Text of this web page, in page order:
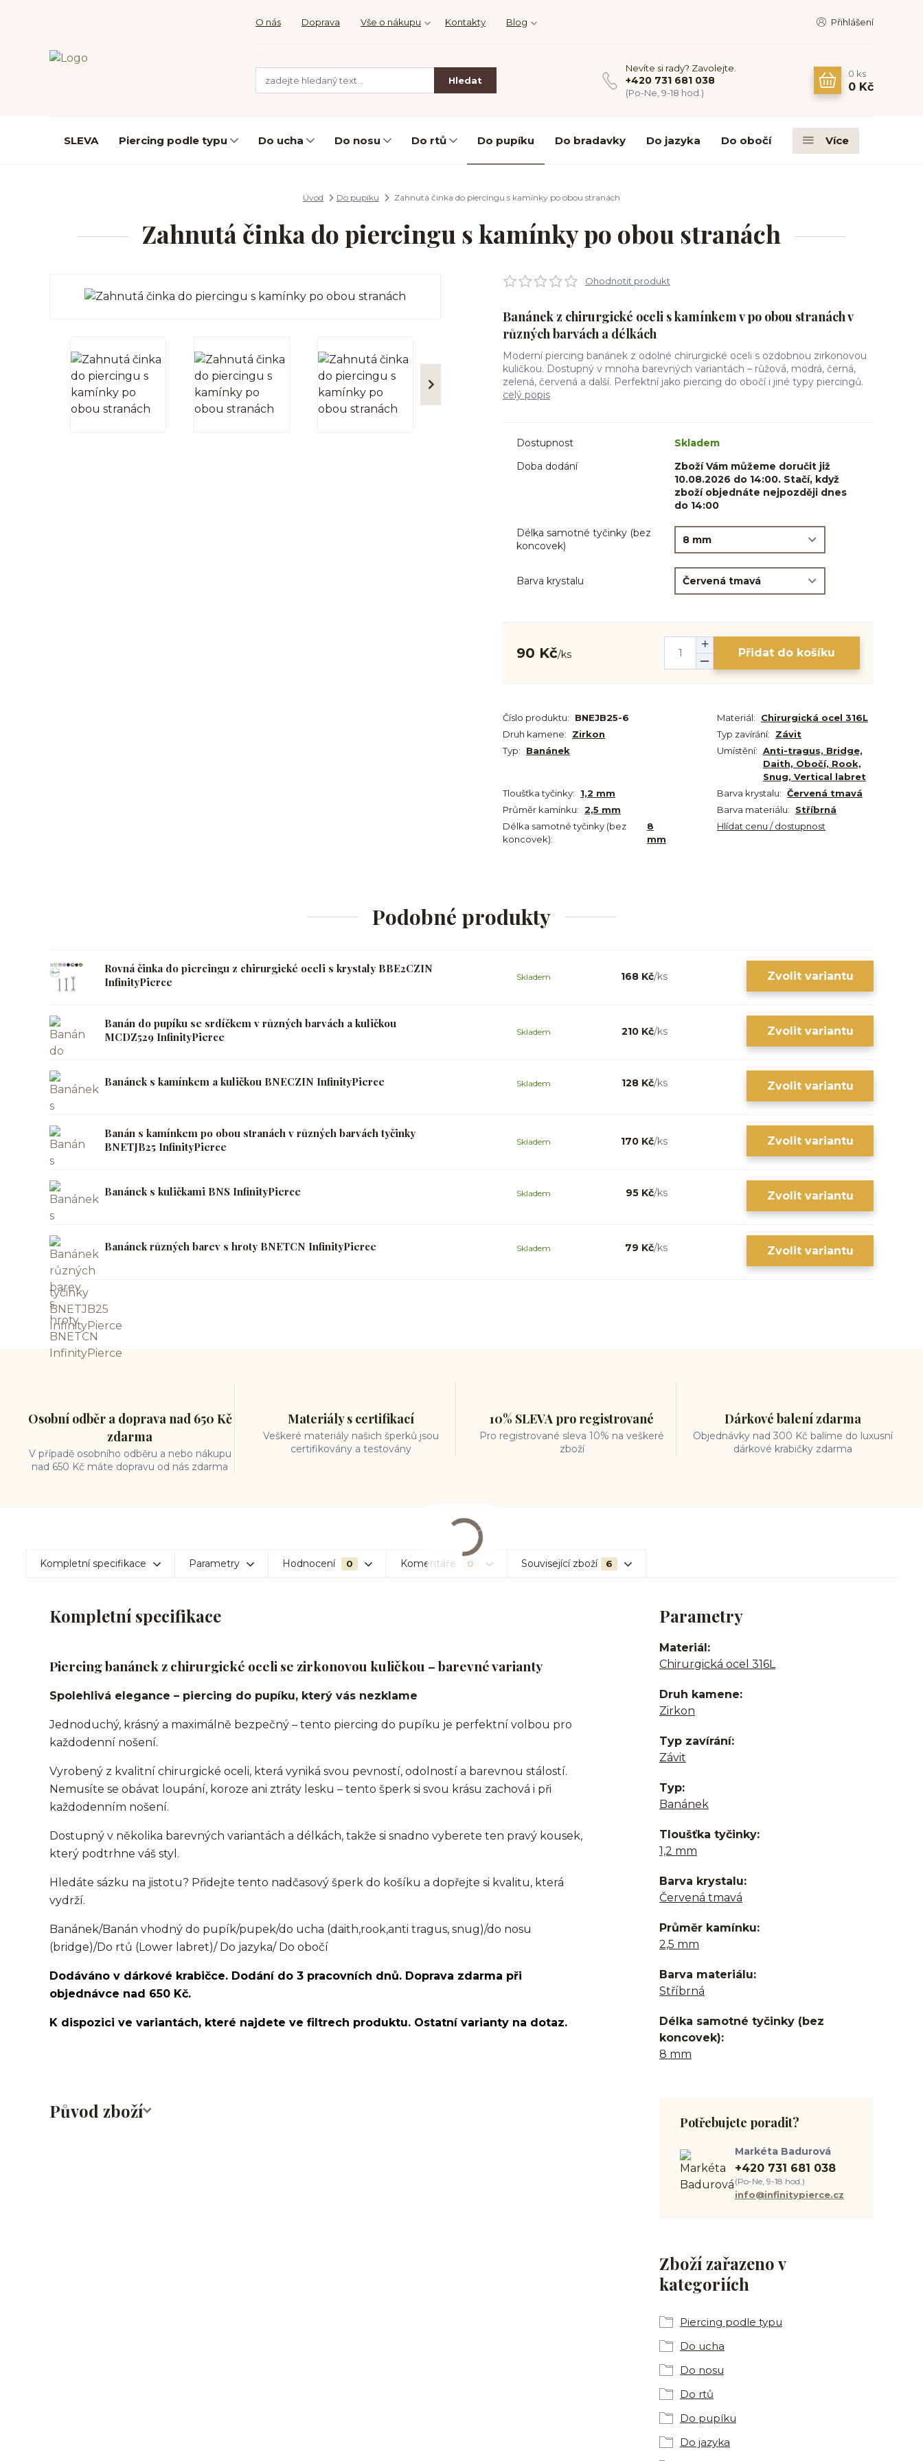
O nás Doprava Vše o nákupu Kontakty Blog Přihlášení
Hledat
Nevíte si rady? Zavolejte.
+420 731 681 038
(Po-Ne, 9-18 hod.)
0 ks
0 Kč
SLEVA Piercing podle typu Do ucha Do nosu Do rtů Do pupíku Do bradavky Do jazyka Do obočí Více
Úvod Do pupíku Zahnutá činka do piercingu s kamínky po obou stranách
Zahnutá činka do piercingu s kamínky po obou stranách
Ohodnotit produkt
Banánek z chirurgické oceli s kamínkem v po obou stranách v
různých barvách a délkách
Moderní piercing banánek z odolné chirurgické oceli s ozdobnou zirkonovou
kuličkou. Dostupný v mnoha barevných variantách – růžová, modrá, černá,
zelená, červená a další. Perfektní jako piercing do obočí i jiné typy piercingů.
celý popis
Dostupnost
Skladem
Doba dodání
Zboží Vám můžeme doručit již
10.08.2026 do 14:00. Stačí, když
zboží objednáte nejpozději dnes
do 14:00
Délka samotné tyčinky (bez
koncovek)
Barva krystalu
90 Kč/ks Přidat do košíku
Číslo produktu: BNEJB25-6 Materiál:
Chirurgická ocel 316L
Druh kamene:
Zirkon Typ zavírání:
Závit
Typ:
Banánek Umístění: Anti-tragus, Bridge,
Daith, Obočí, Rook,
Snug, Vertical labret
Tloušťka tyčinky:
1,2 mm Barva krystalu: Červená tmavá
Průměr kamínku: 2,5 mm Barva materiálu:
Stříbrná
Délka samotné tyčinky (bez
koncovek):
8
mm
Hlídat cenu / dostupnost
Podobné produkty
Rovná činka do piercingu z chirurgické oceli s krystaly BBE2CZIN
InfinityPierce
168 Kč/ks
Skladem Zvolit variantu
Banán do pupíku se srdíčkem v různých barvách a kuličkou
MCDZ529 InfinityPierce
210 Kč/ks
Skladem Zvolit variantu
Banánek s kamínkem a kuličkou BNECZIN InfinityPierce 128 Kč/ks
Skladem Zvolit variantu
Banán s kamínkem po obou stranách v různých barvách tyčinky
BNETJB25 InfinityPierce
170 Kč/ks
Skladem Zvolit variantu
Banánek s kuličkami BNS InfinityPierce 95 Kč/ks
Skladem Zvolit variantu
Banánek různých barev s hroty BNETCN InfinityPierce 79 Kč/ks
Skladem Zvolit variantu
Osobní odběr a doprava nad 650 Kč
zdarma
V případě osobního odběru a nebo nákupu
nad 650 Kč máte dopravu od nás zdarma
Materiály s certifikací
Veškeré materiály našich šperků jsou
certifikovány a testovány
10% SLEVA pro registrované
Pro registrované sleva 10% na veškeré
zboží
Dárkové balení zdarma
Objednávky nad 300 Kč balíme do luxusní
dárkové krabičky zdarma
Kompletní specifikace Parametry Hodnocení 0 Komentáře 0 Související zboží 6
Kompletní specifikace
Piercing banánek z chirurgické oceli se zirkonovou kuličkou – barevné varianty
Spolehlivá elegance – piercing do pupíku, který vás nezklame
Jednoduchý, krásný a maximálně bezpečný – tento piercing do pupíku je perfektní volbou pro
každodenní nošení.
Vyrobený z kvalitní chirurgické oceli, která vyniká svou pevností, odolností a barevnou stálostí.
Nemusíte se obávat loupání, koroze ani ztráty lesku – tento šperk si svou krásu zachová i při
každodenním nošení.
Dostupný v několika barevných variantách a délkách, takže si snadno vyberete ten pravý kousek,
který podtrhne váš styl.
Hledáte sázku na jistotu? Přidejte tento nadčasový šperk do košíku a dopřejte si kvalitu, která
vydrží.
Banánek/Banán vhodný do pupík/pupek/do ucha (daith,rook,anti tragus, snug)/do nosu
(bridge)/Do rtů (Lower labret)/ Do jazyka/ Do obočí
Dodáváno v dárkové krabičce. Dodání do 3 pracovních dnů. Doprava zdarma při
objednávce nad 650 Kč.
K dispozici ve variantách, které najdete ve filtrech produktu. Ostatní varianty na dotaz.
Původ zboží
Parametry
Materiál
Chirurgická ocel 316L
Druh kamene
Zirkon
Typ zavírání
Závit
Typ
Banánek
Tloušťka tyčinky
1,2 mm
Barva krystalu
Červená tmavá
Průměr kamínku
2,5 mm
Barva materiálu
Stříbrná
Délka samotné tyčinky (bez
koncovek)
8 mm
Zboží zařazeno v
kategoriích
Piercing podle typu
Do ucha
Do nosu
Do rtů
Do pupíku
Do jazyka
Potřebujete poradit?
Markéta Badurová
+420 731 681 038
(Po-Ne, 9-18 hod.)
info@infinitypierce.cz